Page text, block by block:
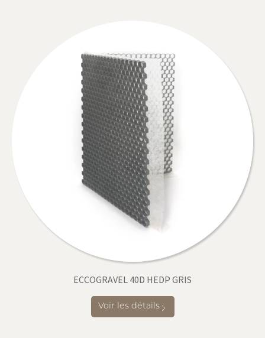
ECCOGRAVEL 40D HEDP GRIS
Voir les détails